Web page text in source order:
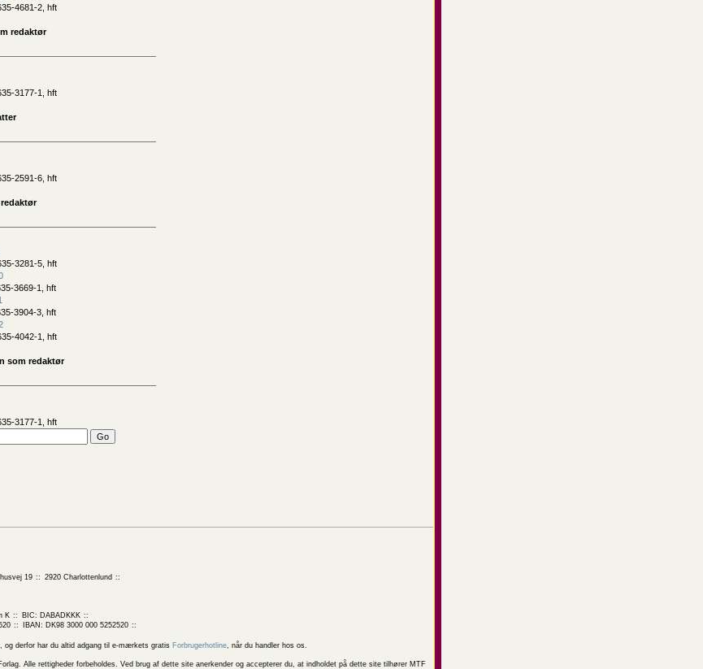
4681-2, hft
redaktør
3177-1, hft
2591-6, hft
3281-5, hft
3669-1, hft
3904-3, hft
4042-1, hft
som redaktør
3177-1, hft
19
2920 Charlottenlund
K
BIC: DABADKKK
IBAN: DK98 3000 000 5252520
derfor har du altid adgang til e-mærkets gratis Forbrugerhotline, når du handler hos os.
Alle rettigheder forbeholdes. Ved brug af dette site anerkender og accepterer du, at indholdet på dette site tilhører MTF